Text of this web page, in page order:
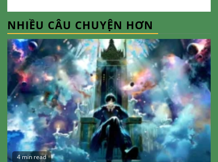
NHIỀU CÂU CHUYỆN HƠN
4 min read